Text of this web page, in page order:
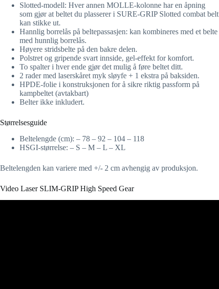
Slotted-modell: Hver annen MOLLE-kolonne har en åpning
som gjør at beltet du plasserer i SURE-GRIP Slotted combat belt
kan stikke ut.
Hannlig borrelås på beltepassasjen: kan kombineres med et belte
med hunnlig borrelås.
Høyere stridsbelte på den bakre delen.
Polstret og gripende svart innside, gel-effekt for komfort.
To spalter i hver ende gjør det mulig å føre beltet ditt.
2 rader med laserskåret myk sløyfe + 1 ekstra på baksiden.
HPDE-folie i konstruksjonen for å sikre riktig passform på
kampbeltet (avtakbart)
Belter ikke inkludert.
Størrelsesguide
Beltelengde (cm): – 78 – 92 – 104 – 118
HSGI-størrelse: – S – M – L – XL
Beltelengden kan variere med +/- 2 cm avhengig av produksjon.
Video Laser SLIM-GRIP High Speed Gear